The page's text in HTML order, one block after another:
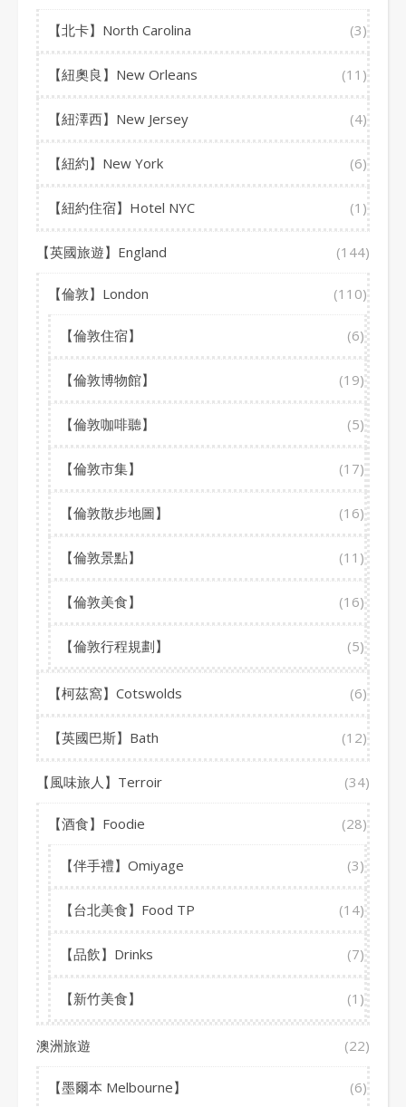
【北卡】North Carolina (3)
【紐奧良】New Orleans (11)
【紐澤西】New Jersey (4)
【紐約】New York (6)
【紐約住宿】Hotel NYC (1)
【英國旅遊】England (144)
【倫敦】London (110)
【倫敦住宿】 (6)
【倫敦博物館】 (19)
【倫敦咖啡聽】 (5)
【倫敦市集】 (17)
【倫敦散步地圖】 (16)
【倫敦景點】 (11)
【倫敦美食】 (16)
【倫敦行程規劃】 (5)
【柯茲窩】Cotswolds (6)
【英國巴斯】Bath (12)
【風味旅人】Terroir (34)
【酒食】Foodie (28)
【伴手禮】Omiyage (3)
【台北美食】Food TP (14)
【品飲】Drinks (7)
【新竹美食】 (1)
澳洲旅遊 (22)
【墨爾本 Melbourne】 (6)